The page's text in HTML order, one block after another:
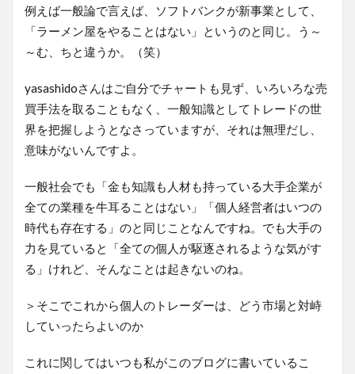
例えば一般論で言えば、ソフトバンクが新事業として、
「ラーメン屋をやることはない」というのと同じ。う～
～む、ちと違うか。（笑）
yasashidoさんはご自分でチャートも見ず、いろいろな売
買手法を取ることもなく、一般知識としてトレードの世
界を把握しようとなさっていますが、それは無理だし、
意味がないんですよ。
一般社会でも「金も知識も人材も持っている大手企業が
全ての業種を牛耳ることはない」「個人経営者はいつの
時代も存在する」のと同じことなんですね。でも大手の
力を見ていると「全ての個人が駆逐されるような気がす
る」けれど、そんなことは起きないのね。
＞そこでこれから個人のトレーダーは、どう市場と対峙
していったらよいのか
これに関してはいつも私がこのブログに書いているこ